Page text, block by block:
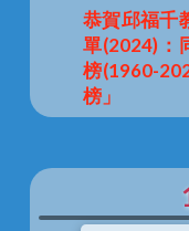
恭賀邱福千
單(2024)：
榜(1960-
榜」